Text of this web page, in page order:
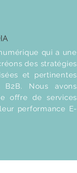
qui a une
des stratégies
et pertinentes
Nous avons
offre de services
performance E-